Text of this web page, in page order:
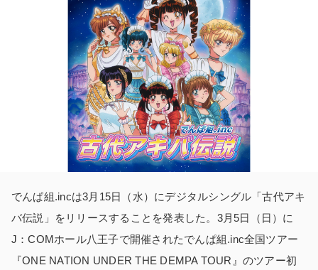
でんぱ組.incは3月15日（水）にデジタルシングル「古代アキ
バ伝説」をリリースすることを発表した。3月5日（日）に
J：COMホール八王子で開催されたでんぱ組.inc全国ツアー
『ONE NATION UNDER THE DEMPA TOUR』のツアー初